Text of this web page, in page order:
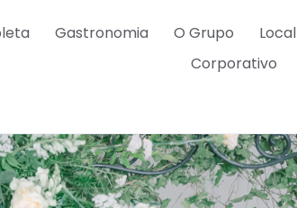
Gastronomia O Grupo Local
Corporativo